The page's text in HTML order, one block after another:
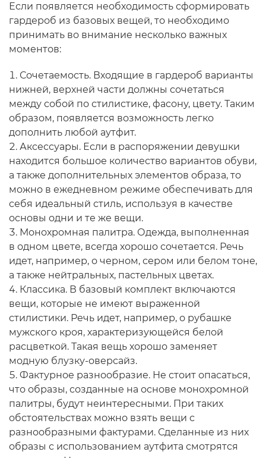
Если появляется необходимость сформировать
гардероб из базовых вещей, то необходимо
принимать во внимание несколько важных
моментов:
Сочетаемость. Входящие в гардероб варианты
нижней, верхней части должны сочетаться
между собой по стилистике, фасону, цвету. Таким
образом, появляется возможность легко
дополнить любой аутфит.
Аксессуары. Если в распоряжении девушки
находится большое количество вариантов обуви,
а также дополнительных элементов образа, то
можно в ежедневном режиме обеспечивать для
себя идеальный стиль, используя в качестве
основы одни и те же вещи.
Монохромная палитра. Одежда, выполненная
в одном цвете, всегда хорошо сочетается. Речь
идет, например, о черном, сером или белом тоне,
а также нейтральных, пастельных цветах.
Классика. В базовый комплект включаются
вещи, которые не имеют выраженной
стилистики. Речь идет, например, о рубашке
мужского кроя, характеризующейся белой
расцветкой. Такая вещь хорошо заменяет
модную блузку-оверсайз.
Фактурное разнообразие. Не стоит опасаться,
что образы, созданные на основе монохромной
палитры, будут неинтересными. При таких
обстоятельствах можно взять вещи с
разнообразными фактурами. Сделанные из них
образы с использованием аутфита смотрятся